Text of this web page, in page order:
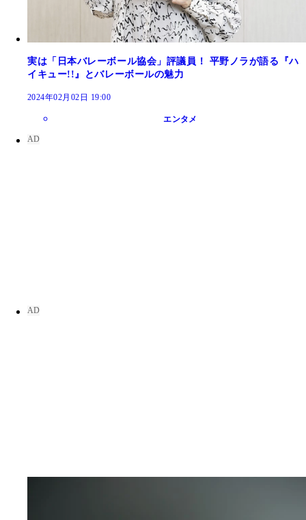
実は「日本バレーボール協会」評議員！ 平野ノラが語る『ハ
イキュー!!』とバレーボールの魅力
2024年02月02日 19:00
エンタメ